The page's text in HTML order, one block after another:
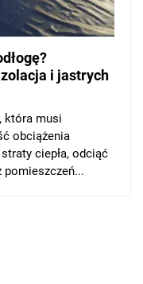
i jastrych
która musi
obciążenia
ciepła, odciąć